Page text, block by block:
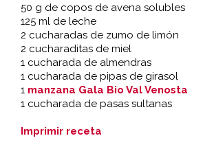
50 g de copos de avena solubles
125 ml de leche
2 cucharadas de zumo de limón
2 cucharaditas de miel
1 cucharada de almendras
1 cucharada de pipas de girasol
1 manzana Gala Bio Val Venosta
1 cucharada de pasas sultanas
Imprimir receta